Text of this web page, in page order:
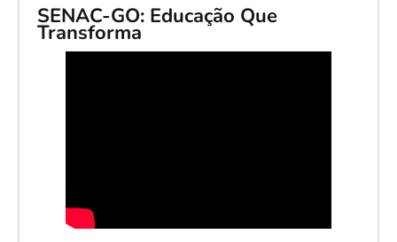
SENAC-GO: Educação Que
Transforma